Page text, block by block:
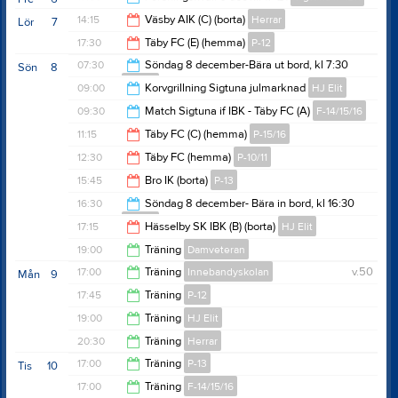
22:00
21:00
7
Lör 14:15 Väsby AIK (C) (borta) Herrar
16:15
17:30 Täby FC (E) (hemma) P-12
18:30
8
Sön 07:30
Söndag 8 december-Bära ut bord, kl 7:30
Herrar
08:15
09:00 Korvgrillning Sigtuna julmarknad HJ Elit
17:30
09:30 Match Sigtuna if IBK - Täby FC (A) F-14/15/16
11:45
11:15 Täby FC (C) (hemma) P-15/16
13:15
12:30 Täby FC (hemma) P-10/11
14:30
15:45 Bro IK (borta) P-13
16:45
16:30
Söndag 8 december- Bära in bord, kl 16:30
Herrar
17:15
17:15 Hässelby SK IBK (B) (borta) HJ Elit
19:15
19:00 Träning Damveteran
20:00
9
Mån v.50
17:00 Träning Innebandyskolan
18:00
17:45 Träning P-12
19:00
19:00 Träning HJ Elit
20:30
20:30 Träning Herrar
22:00
10
Tis 17:00 Träning P-13
17:00 Träning F-14/15/16